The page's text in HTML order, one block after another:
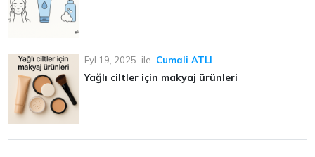
Eyl 19, 2025 ile Cumali ATLI
Yağlı ciltler için makyaj ürünleri